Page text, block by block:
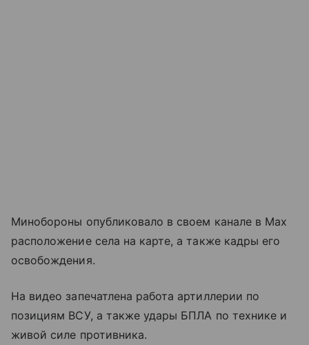
Минобороны опубликовало в своем канале в Max
расположение села на карте, а также кадры его
освобождения.
На видео запечатлена работа артиллерии по
позициям ВСУ, а также удары БПЛА по технике и
живой силе противника.